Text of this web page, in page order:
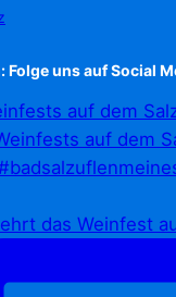
Folge uns auf Social
auf dem
das Weinfest